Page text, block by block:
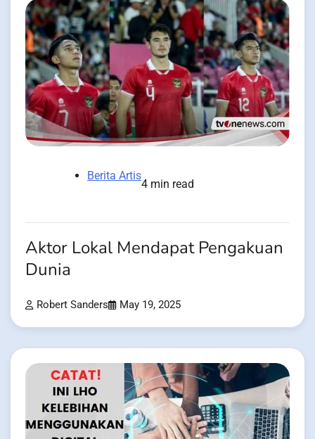
Berita Artis
4 min read
Aktor Lokal Mendapat Pengakuan
Dunia
Robert Sanders May 19, 2025